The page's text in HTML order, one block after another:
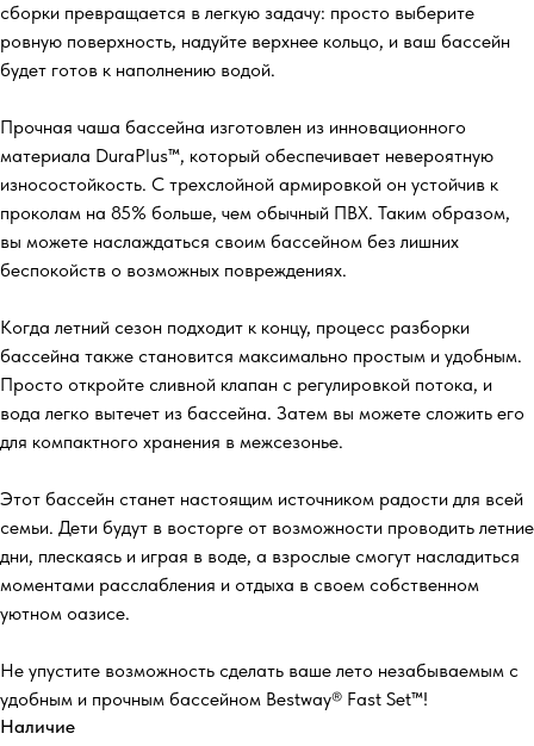
сборки превращается в легкую задачу: просто выберите
ровную поверхность, надуйте верхнее кольцо, и ваш бассейн
будет готов к наполнению водой.
Прочная чаша бассейна изготовлен из инновационного
материала DuraPlus™, который обеспечивает невероятную
износостойкость. С трехслойной армировкой он устойчив к
проколам на 85% больше, чем обычный ПВХ. Таким образом,
вы можете наслаждаться своим бассейном без лишних
беспокойств о возможных повреждениях.
Когда летний сезон подходит к концу, процесс разборки
бассейна также становится максимально простым и удобным.
Просто откройте сливной клапан с регулировкой потока, и
вода легко вытечет из бассейна. Затем вы можете сложить его
для компактного хранения в межсезонье.
Этот бассейн станет настоящим источником радости для всей
семьи. Дети будут в восторге от возможности проводить летние
дни, плескаясь и играя в воде, а взрослые смогут насладиться
моментами расслабления и отдыха в своем собственном
уютном оазисе.
Не упустите возможность сделать ваше лето незабываемым с
удобным и прочным бассейном Bestway® Fast Set™!
Наличие